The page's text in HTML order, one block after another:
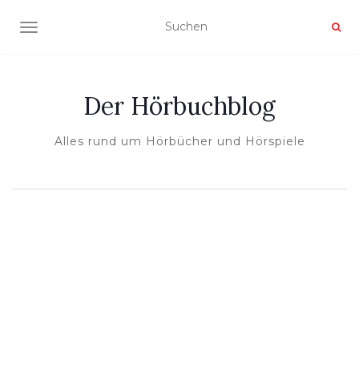
NAVIGATION UMSCHALTEN
Der Hörbuchblog
Alles rund um Hörbücher und Hörspiele